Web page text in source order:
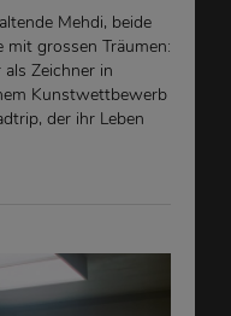
Mehdi, beide
grossen Träumen:
Zeichner in
Kunstwettbewerb
der ihr Leben